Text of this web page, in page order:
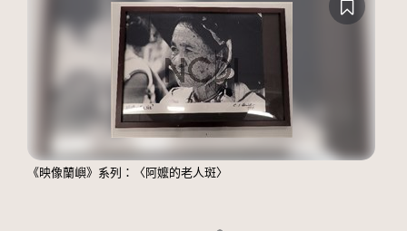
《映像蘭嶼》系列：〈阿嬤的老人斑〉